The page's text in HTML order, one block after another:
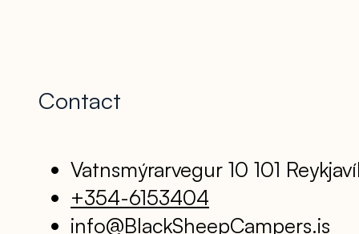
Contact
Vatnsmýrarvegur 10 101
+354-6153404
info@BlackSheepCampers.is